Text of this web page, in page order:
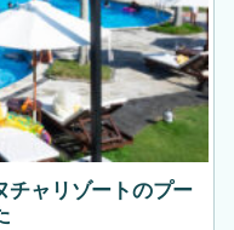
チャリゾートのプー